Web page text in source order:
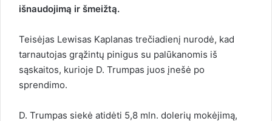
išnaudojimą ir šmeižtą.
Teisėjas Lewisas Kaplanas trečiadienį nurodė, kad
tarnautojas grąžintų pinigus su palūkanomis iš
sąskaitos, kurioje D. Trumpas juos įnešė po
sprendimo.
D. Trumpas siekė atidėti 5,8 mln. dolerių mokėjimą,